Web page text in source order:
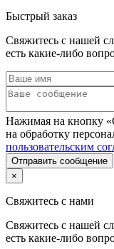
Быстрый заказ
Свяжитесь с нашей
есть какие-либо
Нажимая на кнопку
на обработку
пользовательским
Отправить сообщение
×
Свяжитесь с нами
Свяжитесь с нашей
есть какие-либо